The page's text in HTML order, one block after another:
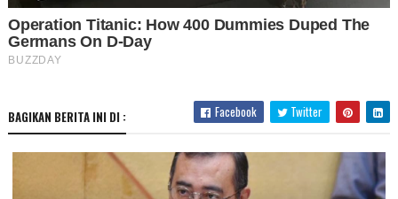
BAGIKAN BERITA INI DI : Facebook Twitter